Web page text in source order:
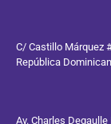
C/ Castillo Márquez
República
Av. Charles